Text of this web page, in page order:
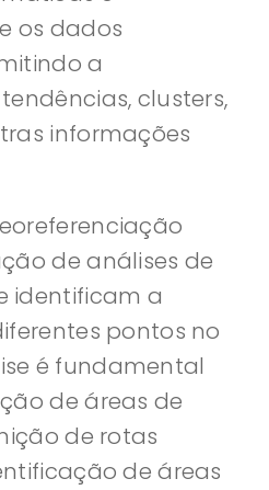
os dados
a
clusters,
informações
de análises de
identificam a
pontos no
é fundamental
de áreas de
de rotas
de áreas